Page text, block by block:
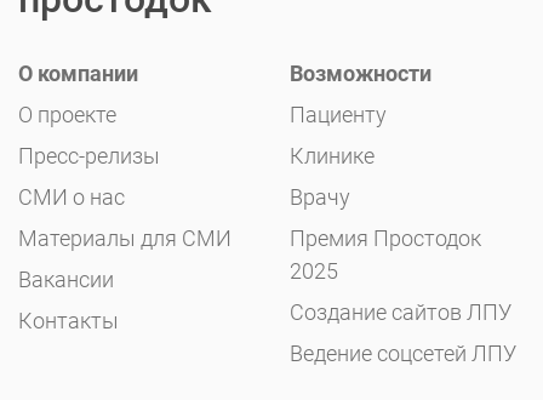
О компании
О проекте
Пресс-релизы
СМИ о нас
Материалы для СМИ
Вакансии
Контакты
Возможности
Пациенту
Клинике
Врачу
Премия Простодок
2025
Создание сайтов ЛПУ
Ведение соцсетей ЛПУ